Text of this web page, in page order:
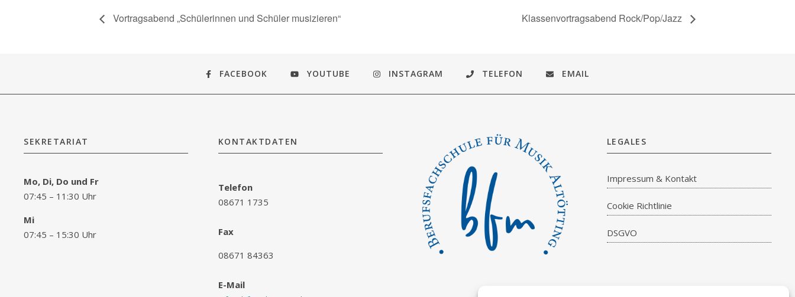
Vortragsabend „Schülerinnen und Schüler musizieren“ Klassenvortragsabend Rock/Pop/Jazz
FACEBOOK YOUTUBE INSTAGRAM TELEFON EMAIL
SEKRETARIAT
Mo, Di, Do und Fr
07:45 – 11:30 Uhr
Mi
07:45 – 15:30 Uhr
KONTAKTDATEN
Telefon
08671 1735
Fax
08671 84363
E-Mail
LEGALES
Impressum & Kontakt
Cookie Richtlinie
DSGVO